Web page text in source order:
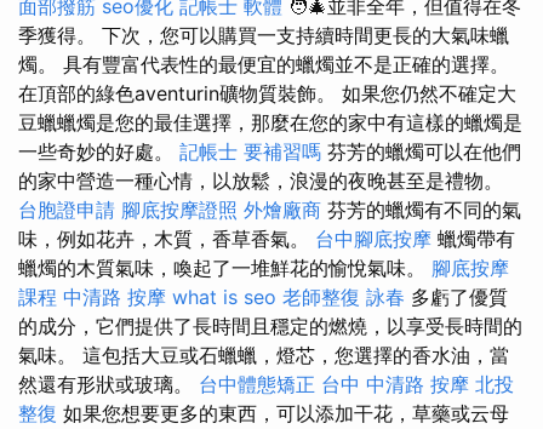
面部撥筋 seo優化 記帳士 軟體 🧑‍🎄並非全年，但值得在冬
季獲得。 下次，您可以購買一支持續時間更長的大氣味蠟
燭。 具有豐富代表性的最便宜的蠟燭並不是正確的選擇。
在頂部的綠色aventurin礦物質裝飾。 如果您仍然不確定大
豆蠟蠟燭是您的最佳選擇，那麼在您的家中有這樣的蠟燭是
一些奇妙的好處。 記帳士 要補習嗎 芬芳的蠟燭可以在他們
的家中營造一種心情，以放鬆，浪漫的夜晚甚至是禮物。
台胞證申請 腳底按摩證照 外燴廠商 芬芳的蠟燭有不同的氣
味，例如花卉，木質，香草香氣。 台中腳底按摩 蠟燭帶有
蠟燭的木質氣味，喚起了一堆鮮花的愉悅氣味。 腳底按摩
課程 中清路 按摩 what is seo 老師整復 詠春 多虧了優質
的成分，它們提供了長時間且穩定的燃燒，以享受長時間的
氣味。 這包括大豆或石蠟蠟，燈芯，您選擇的香水油，當
然還有形狀或玻璃。 台中體態矯正 台中 中清路 按摩 北投
整復 如果您想要更多的東西，可以添加干花，草藥或云母